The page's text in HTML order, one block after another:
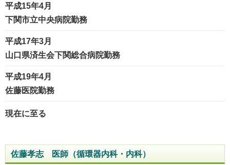
平成15年4月
下関市立中央病院勤務
平成17年3月
山口県済生会下関総合病院勤務
平成19年4月
佐藤医院勤務
現在に至る
佐藤孝志 医師（循環器内科・内科）